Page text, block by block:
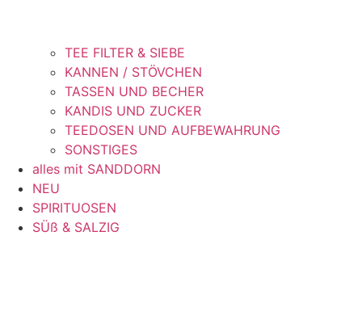
TEE FILTER & SIEBE
KANNEN / STÖVCHEN
TASSEN UND BECHER
KANDIS UND ZUCKER
TEEDOSEN UND AUFBEWAHRUNG
SONSTIGES
alles mit SANDDORN
NEU
SPIRITUOSEN
SÜß & SALZIG